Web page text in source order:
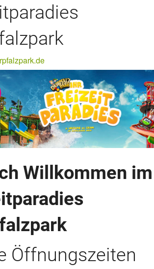
Willkommen im
Öffnungszeiten